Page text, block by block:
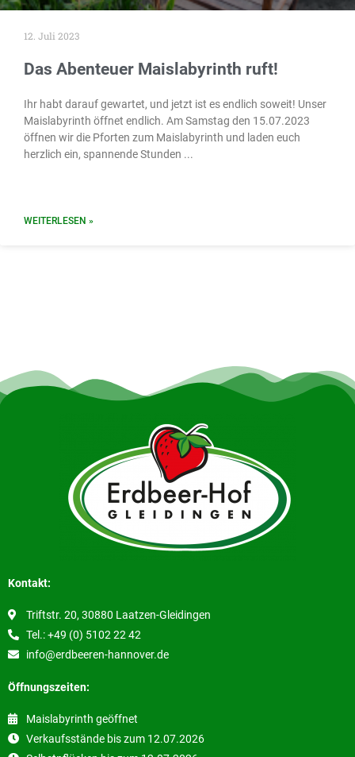
Das Abenteuer Maislabyrinth ruft!
Ihr habt darauf gewartet, und jetzt ist es endlich soweit! Unser
Maislabyrinth öffnet endlich. Am Samstag den 15.07.2023
öffnen wir die Pforten zum Maislabyrinth und laden euch
herzlich ein, spannende Stunden
WEITERLESEN »
12. Juli 2023
Kontakt:
Triftstr. 20, 30880 Laatzen-Gleidingen
Tel.: +49 (0) 5102 22 42
info@erdbeeren-hannover.de
Öffnungszeiten:
Maislabyrinth geöffnet
Verkaufsstände bis zum 12.07.2026